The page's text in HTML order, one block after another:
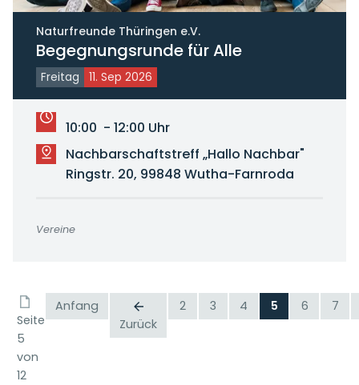
Naturfreunde Thüringen e.V.
Begegnungsrunde für Alle
Freitag 11. Sep 2026
10:00 - 12:00 Uhr
Nachbarschaftstreff „Hallo Nachbar"
Ringstr. 20, 99848 Wutha-Farnroda
Vereine
Seite
5
von
12
Anfang
Zurück
2 3 4 5 6 7